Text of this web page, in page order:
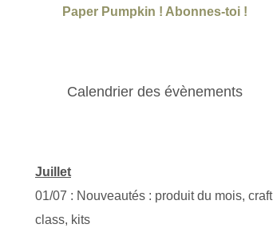
Paper Pumpkin ! Abonnes-toi !
Calendrier des évènements
Juillet
01/07 : Nouveautés : produit du mois, craft
class, kits